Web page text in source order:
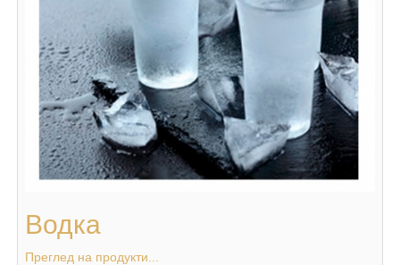
Водка
Преглед на продукти...